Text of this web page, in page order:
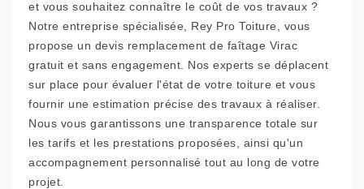
et vous souhaitez connaître le coût de vos travaux ?
Notre entreprise spécialisée, Rey Pro Toiture, vous
propose un devis remplacement de faîtage Virac
gratuit et sans engagement. Nos experts se déplacent
sur place pour évaluer l'état de votre toiture et vous
fournir une estimation précise des travaux à réaliser.
Nous vous garantissons une transparence totale sur
les tarifs et les prestations proposées, ainsi qu'un
accompagnement personnalisé tout au long de votre
projet.